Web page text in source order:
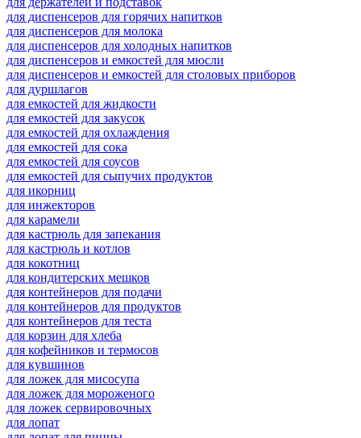
для диспенсеров для горячих напитков
для диспенсеров для молока
для диспенсеров для холодных напитков
для диспенсеров и емкостей для мюсли
для диспенсеров и емкостей для столовых приборов
для дуршлагов
для емкостей для жидкости
для емкостей для закусок
для емкостей для охлаждения
для емкостей для сока
для емкостей для соусов
для емкостей для сыпучих продуктов
для икорниц
для инжекторов
для карамели
для кастрюль для запекания
для кастрюль и котлов
для кокотниц
для кондитерских мешков
для контейнеров для подачи
для контейнеров для продуктов
для контейнеров для теста
для корзин для хлеба
для кофейников и термосов
для кувшинов
для ложек для мисосупа
для ложек для мороженого
для ложек сервировочных
для лопат